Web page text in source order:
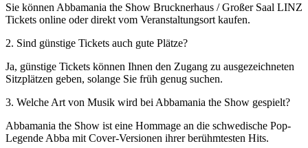
Sie können Abbamania the Show Brucknerhaus / Großer Saal LINZ
Tickets online oder direkt vom Veranstaltungsort kaufen.
2. Sind günstige Tickets auch gute Plätze?
Ja, günstige Tickets können Ihnen den Zugang zu ausgezeichneten
Sitzplätzen geben, solange Sie früh genug suchen.
3. Welche Art von Musik wird bei Abbamania the Show gespielt?
Abbamania the Show ist eine Hommage an die schwedische Pop-
Legende Abba mit Cover-Versionen ihrer berühmtesten Hits.